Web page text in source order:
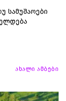
სამუშაოები
ახალი ამბები